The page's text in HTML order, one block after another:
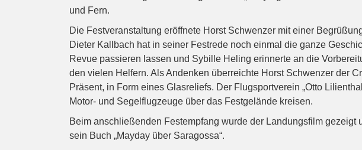
und Fern.
Die Festveranstaltung eröffnete Horst Schwenzer mit einer
Dieter Kallbach hat in seiner Festrede noch einmal die ganze
Revue passieren lassen und Sybille Heling erinnerte an die
den vielen Helfern. Als Andenken überreichte Horst Schwenzer der
Präsent, in Form eines Glasreliefs. Der Flugsportverein „Otto
Motor- und Segelflugzeuge über das Festgelände kreisen.
Beim anschließenden Festempfang wurde der Landungsfilm gezeigt
sein Buch „Mayday über Saragossa“.